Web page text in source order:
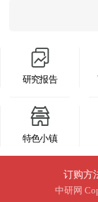
技术现状、供
报告还对强化
强化饲料及相
方向，为企
进行智能解析
地图难度是非
数据生产效率
开，同时因为
很难满足智能
量周密的市场
局、国家商务
研究报告
特色小镇
订购方
中研网